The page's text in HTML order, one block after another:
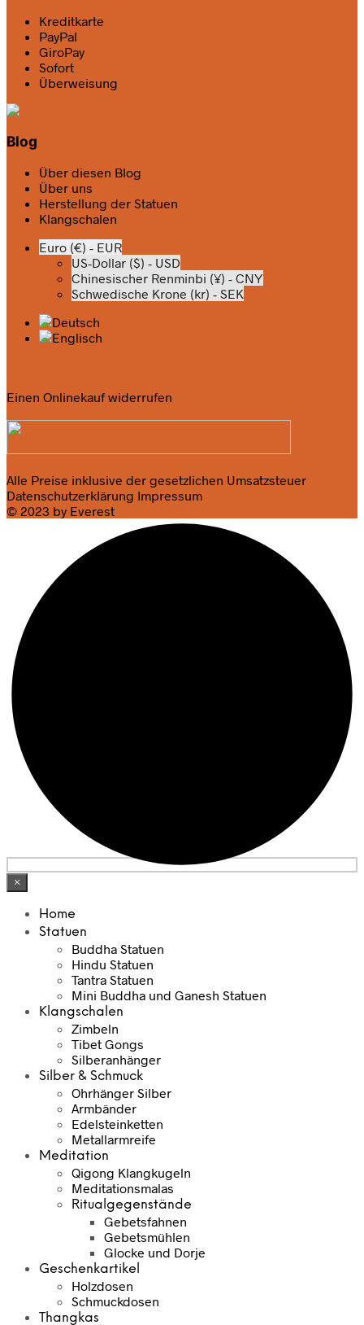
Kreditkarte
PayPal
GiroPay
Sofort
Überweisung
Blog
Über diesen Blog
Über uns
Herstellung der Statuen
Klangschalen
Euro (€) - EUR
US-Dollar ($) - USD
Chinesischer Renminbi (¥) - CNY
Schwedische Krone (kr) - SEK
Einen Onlinekauf widerrufen
Alle Preise inklusive der gesetzlichen Umsatzsteuer
Datenschutzerklärung Impressum
© 2023 by Everest
×
Home
Statuen
Buddha Statuen
Hindu Statuen
Tantra Statuen
Mini Buddha und Ganesh Statuen
Klangschalen
Zimbeln
Tibet Gongs
Silberanhänger
Silber & Schmuck
Ohrhänger Silber
Armbänder
Edelsteinketten
Metallarmreife
Meditation
Qigong Klangkugeln
Meditationsmalas
Ritualgegenstände
Gebetsfahnen
Gebetsmühlen
Glocke und Dorje
Geschenkartikel
Holzdosen
Schmuckdosen
Thangkas